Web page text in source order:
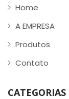
Home
A EMPRESA
Produtos
Contato
CATEGORIAS